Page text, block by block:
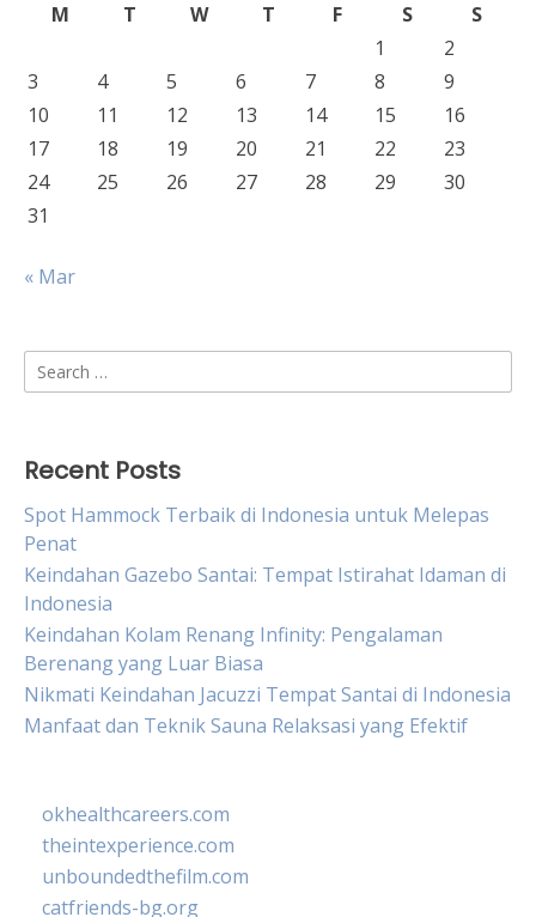
M
T W T F S
S
1
2
3
4 5 6 7 8
9
10
11 12 13 14 15
16
17
18 19 20 21 22
23
24
25 26 27 28 29
30
31
« Mar
Search
for:
Recent Posts
Spot Hammock Terbaik di Indonesia untuk Melepas
Penat
Keindahan Gazebo Santai: Tempat Istirahat Idaman di
Indonesia
Keindahan Kolam Renang Infinity: Pengalaman
Berenang yang Luar Biasa
Nikmati Keindahan Jacuzzi Tempat Santai di Indonesia
Manfaat dan Teknik Sauna Relaksasi yang Efektif
okhealthcareers.com
theintexperience.com
unboundedthefilm.com
catfriends-bg.org